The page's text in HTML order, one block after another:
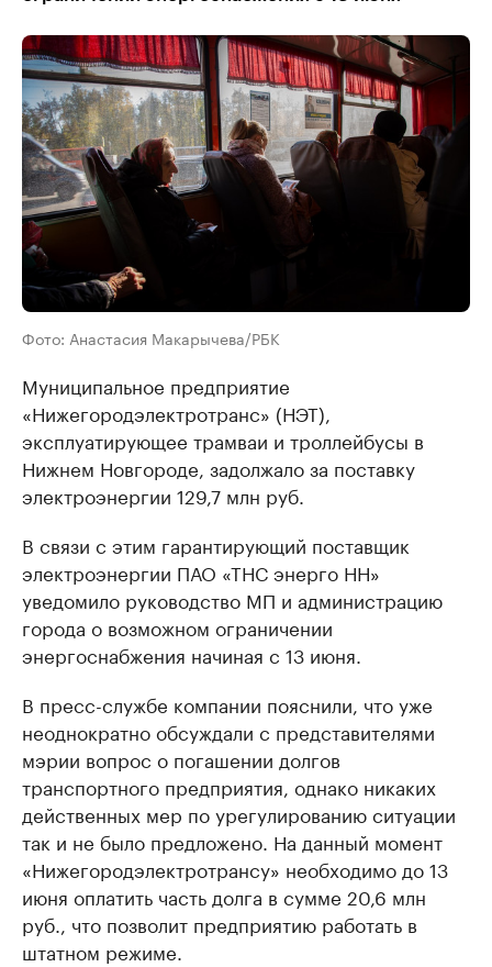
Фото: Анастасия Макарычева/РБК
Муниципальное предприятие
«Нижегородэлектротранс» (НЭТ),
эксплуатирующее трамваи и троллейбусы в
Нижнем Новгороде, задолжало за поставку
электроэнергии 129,7 млн руб.
В связи с этим гарантирующий поставщик
электроэнергии ПАО «ТНС энерго НН»
уведомило руководство МП и администрацию
города о возможном ограничении
энергоснабжения начиная с 13 июня.
В пресс-службе компании пояснили, что уже
неоднократно обсуждали с представителями
мэрии вопрос о погашении долгов
транспортного предприятия, однако никаких
действенных мер по урегулированию ситуации
так и не было предложено. На данный момент
«Нижегородэлектротрансу» необходимо до 13
июня оплатить часть долга в сумме 20,6 млн
руб., что позволит предприятию работать в
штатном режиме.